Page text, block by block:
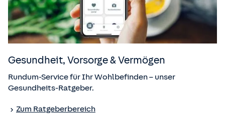
Gesundheit, Vorsorge & Vermögen
Rundum-Service für Ihr Wohlbefinden – unser
Gesundheits-Ratgeber.
Zum Ratgeberbereich